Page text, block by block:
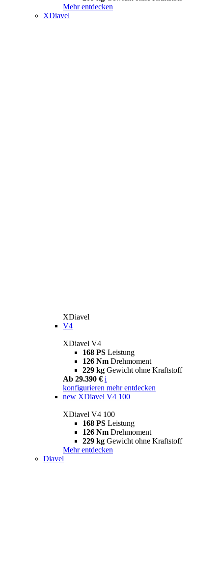
Mehr entdecken
XDiavel
XDiavel
V4
XDiavel V4
168 PS Leistung
126 Nm Drehmoment
229 kg Gewicht ohne Kraftstoff
Ab 29.390 € i
konfigurieren mehr entdecken
new XDiavel V4 100
XDiavel V4 100
168 PS Leistung
126 Nm Drehmoment
229 kg Gewicht ohne Kraftstoff
Mehr entdecken
Diavel